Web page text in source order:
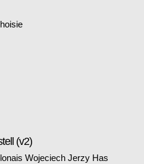
(v2)
Wojeciech Jerzy Has